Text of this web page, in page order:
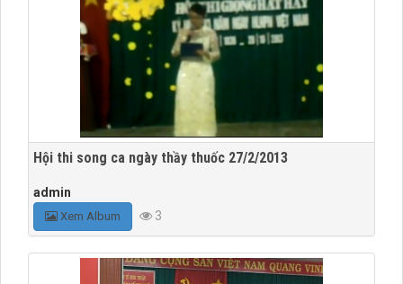
Hội thi song ca ngày thầy thuốc 27/2/2013
admin
Xem Album 3